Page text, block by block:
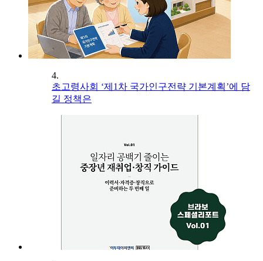
4.
초고령사회 ‘제1차 국가인구전략 기본계획’에 담
길 정책은